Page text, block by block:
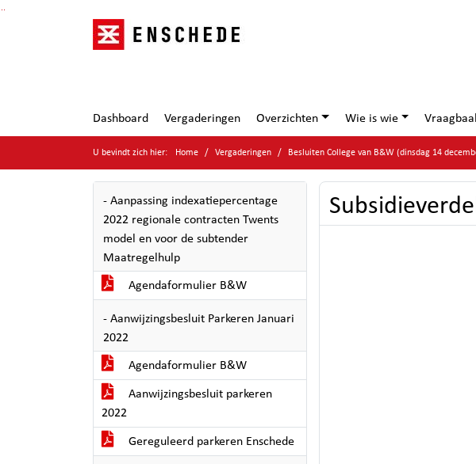
Ga naar de inhoud van deze pagina
Ga naar het zoeken
Ga naar het menu
Dashboard Vergaderingen Overzichten Wie is wie
U bevindt zich hier: Home Vergaderingen Besluiten College van B&W (dinsdag 14
- Aanpassing indexatiepercentage
2022 regionale contracten Twents
model en voor de subtender
Maatregelhulp
Agendaformulier B&W
- Aanwijzingsbesluit Parkeren Januari
2022
Agendaformulier B&W
Aanwijzingsbesluit parkeren
2022
Gereguleerd parkeren Enschede